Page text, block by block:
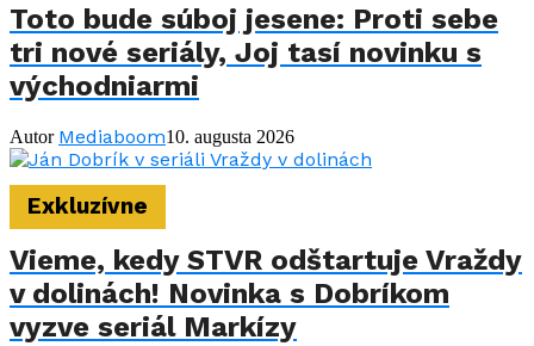
Toto bude súboj jesene: Proti sebe
tri nové seriály, Joj tasí novinku s
východniarmi
Autor Mediaboom10. augusta 2026
Exkluzívne
Vieme, kedy STVR odštartuje Vraždy
v dolinách! Novinka s Dobríkom
vyzve seriál Markízy